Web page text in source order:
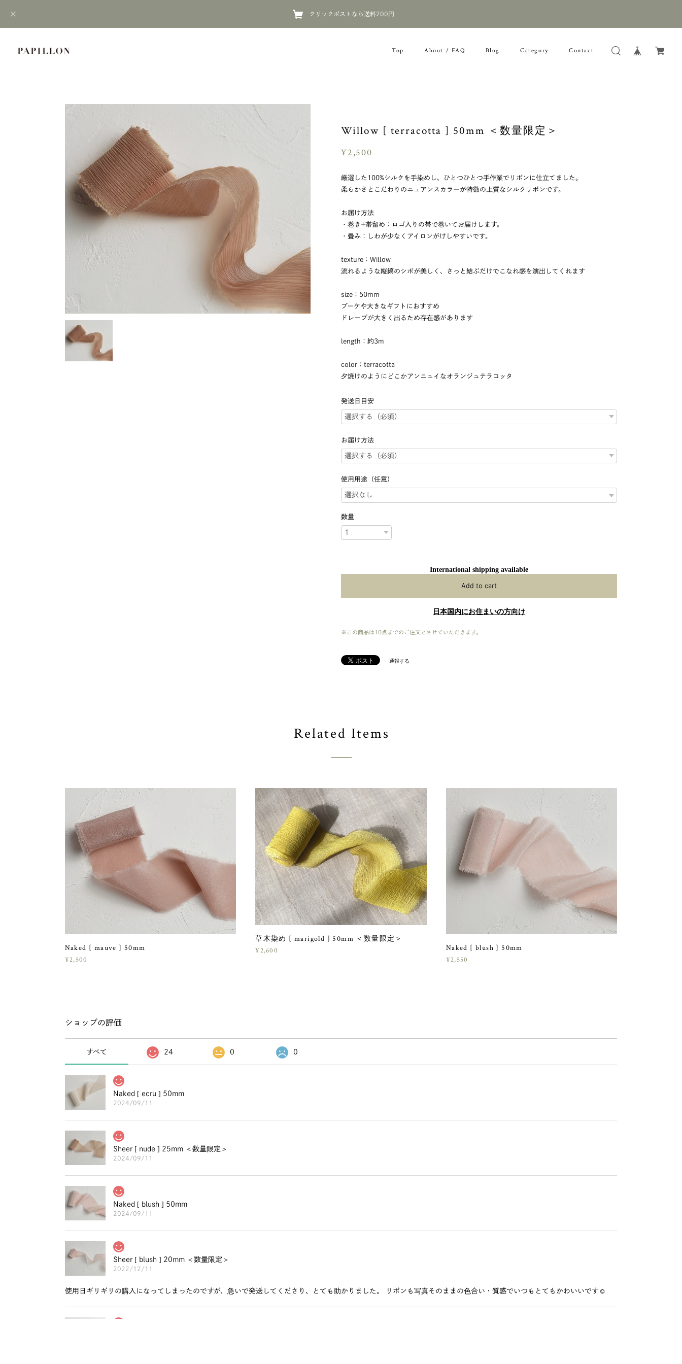
クリックポストなら送料200円
Top About / FAQ Blog Category Contact
Willow [ terracotta ] 50mm ＜数量限定＞
¥2,500
厳選した100%シルクを手染めし、ひとつひとつ手作業でリボンに仕立てました。
柔らかさとこだわりのニュアンスカラーが特徴の上質なシルクリボンです。
お届け方法
・巻き+帯留め：ロゴ入りの帯で巻いてお届けします。
・畳み：しわが少なくアイロンがけしやすいです。
texture：Willow
流れるような縦縞のシボが美しく、さっと結ぶだけでこなれ感を演出してくれます
size：50mm
ブーケや大きなギフトにおすすめ
ドレープが大きく出るため存在感があります
length：約3m
color：terracotta
夕焼けのようにどこかアンニュイなオランジュテラコッタ
発送日目安
お届け方法
使用用途（任意）
数量
International shipping available
Add to cart
日本国内にお住まいの方向け
※この商品は10点までのご注文とさせていただきます。
通報する
Related Items
Naked [ mauve ] 50mm
¥2,500
草木染め [ marigold ] 50mm ＜数量限定＞
¥2,600 Naked [ blush ] 50mm
¥2,550
ショップの評価
すべて 24 0 0
Naked [ ecru ] 50mm
2024/09/11
Sheer [ nude ] 25mm ＜数量限定＞
2024/09/11
Naked [ blush ] 50mm
2024/09/11
Sheer [ blush ] 20mm ＜数量限定＞
2022/12/11
使用日ギリギリの購入になってしまったのですが、急いで発送してくださり、とても助かりました。 リボンも写真そのままの色合い・質感でいつもとてもかわいいです☺️